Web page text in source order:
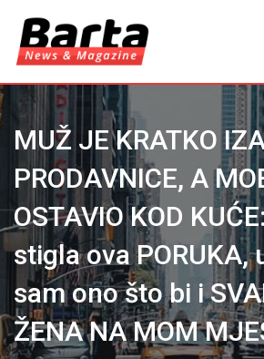
content
MUŽ JE KRATKO
PRODAVNICE, A
OSTAVIO KOD
stigla ova PORUKA,
sam ono što bi i
ŽENA NA MOM